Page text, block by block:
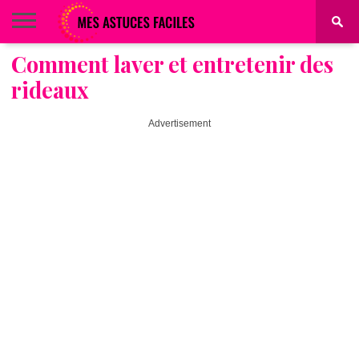
BEAUTÉ
COIFFURE
ALIMENTATION
MAQUILLAGE
MAISON
Comment laver et entretenir des
rideaux
Advertisement